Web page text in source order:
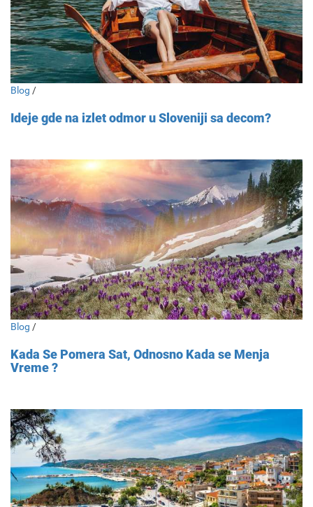
Blog /
Ideje gde na izlet odmor u Sloveniji sa decom?
Blog /
Kada Se Pomera Sat, Odnosno Kada se Menja
Vreme ?